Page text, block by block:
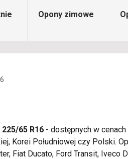
Opony zimowe
225/65 R16 - dostępnych w cenach
Korei Południowej czy
Fiat Ducato, Ford Transit,